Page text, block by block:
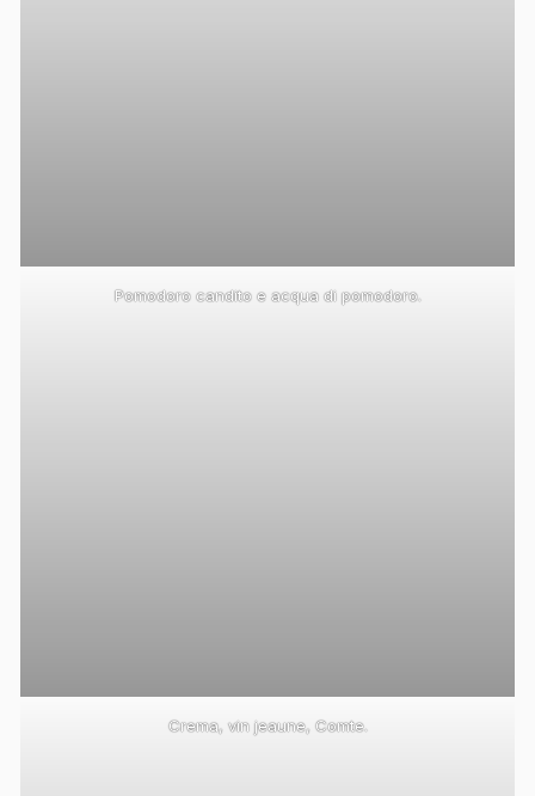
Pomodoro candito e acqua di pomodoro.
Crema, vin jeaune, Comte.